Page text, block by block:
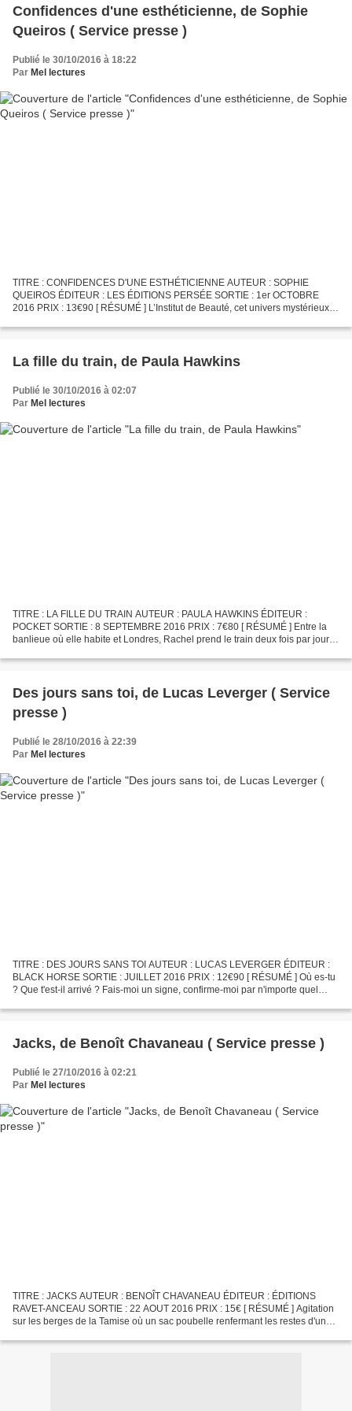
Confidences d'une esthéticienne, de Sophie
Queiros ( Service presse )
Publié le 30/10/2016 à 18:22
Par Mel lectures
TITRE : CONFIDENCES D'UNE ESTHÉTICIENNE AUTEUR : SOPHIE
QUEIROS ÉDITEUR : LES ÉDITIONS PERSÉE SORTIE : 1er OCTOBRE
2016 PRIX : 13€90 [ RÉSUMÉ ] L’Institut de Beauté, cet univers mystérieux !
La fille du train, de Paula Hawkins
Publié le 30/10/2016 à 02:07
Par Mel lectures
TITRE : LA FILLE DU TRAIN AUTEUR : PAULA HAWKINS ÉDITEUR :
POCKET SORTIE : 8 SEPTEMBRE 2016 PRIX : 7€80 [ RÉSUMÉ ] Entre la
banlieue où elle habite et Londres, Rachel prend le train deux fois par jour :
Des jours sans toi, de Lucas Leverger ( Service
presse )
Publié le 28/10/2016 à 22:39
Par Mel lectures
TITRE : DES JOURS SANS TOI AUTEUR : LUCAS LEVERGER ÉDITEUR :
BLACK HORSE SORTIE : JUILLET 2016 PRIX : 12€90 [ RÉSUMÉ ] Où es-tu
? Que t'est-il arrivé ? Fais-moi un signe, confirme-moi par n'importe quel
Jacks, de Benoît Chavaneau ( Service presse )
Publié le 27/10/2016 à 02:21
Par Mel lectures
TITRE : JACKS AUTEUR : BENOÎT CHAVANEAU ÉDITEUR : ÉDITIONS
RAVET-ANCEAU SORTIE : 22 AOUT 2016 PRIX : 15€ [ RÉSUMÉ ] Agitation
sur les berges de la Tamise où un sac poubelle renfermant les restes d'un